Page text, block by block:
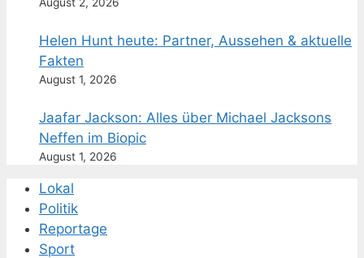
Helen Hunt heute: Partner, Aussehen & aktuelle
Fakten
August 1, 2026
Jaafar Jackson: Alles über Michael Jacksons
Neffen im Biopic
August 1, 2026
Lokal
Politik
Reportage
Sport